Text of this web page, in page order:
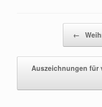
←
Auszeichnungen